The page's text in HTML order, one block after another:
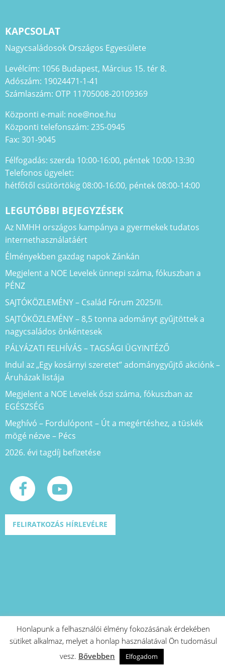
KAPCSOLAT
Nagycsaládosok Országos Egyesülete
Levélcím: 1056 Budapest, Március 15. tér 8.
Adószám: 19024471-1-41
Számlaszám: OTP 11705008-20109369
Központi e-mail: noe@noe.hu
Központi telefonszám: 235-0945
Fax: 301-9045
Félfogadás: szerda 10:00-16:00, péntek 10:00-13:30
Telefonos ügyelet:
hétfőtől csütörtökig 08:00-16:00, péntek 08:00-14:00
LEGUTÓBBI BEJEGYZÉSEK
Az NMHH országos kampánya a gyermekek tudatos
internethasználatáért
Élményekben gazdag napok Zánkán
Megjelent a NOE Levelek ünnepi száma, fókuszban a
PÉNZ
SAJTÓKÖZLEMÉNY – Család Fórum 2025/II.
SAJTÓKÖZLEMÉNY – 8,5 tonna adományt gyűjtöttek a
nagycsaládos önkéntesek
PÁLYÁZATI FELHÍVÁS – TAGSÁGI ÜGYINTÉZŐ
Indul az „Egy kosárnyi szeretet” adománygyűjtő akciónk –
Áruházak listája
Megjelent a NOE Levelek őszi száma, fókuszban az
EGÉSZSÉG
Meghívó – Fordulópont – Út a megértéshez, a tüskék
mögé nézve – Pécs
2026. évi tagdíj befizetése
FELIRATKOZÁS HÍRLEVÉLRE
A projekt azonosító száma: EFOP-1.2.1-
15-2016-00573
Honlapunk a felhasználói élmény fokozásának érdekében
sütiket alkalmaz, melyet a honlap használatával Ön tudomásul
vesz. Bővebben Elfogadom